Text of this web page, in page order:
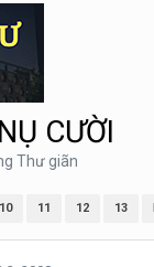
CƯỜI
Thư giãn
10 11 12 13